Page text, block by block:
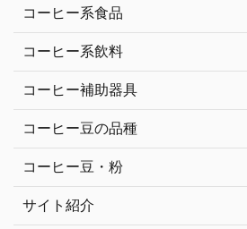
コーヒー系食品
コーヒー系飲料
コーヒー補助器具
コーヒー豆の品種
コーヒー豆・粉
サイト紹介